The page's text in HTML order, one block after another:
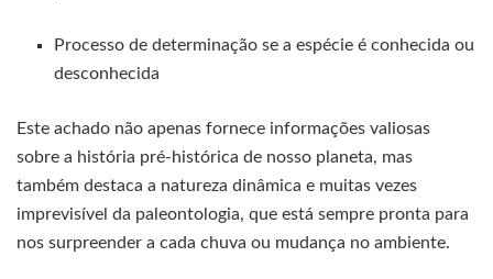
Processo de determinação se a espécie é conhecida ou
desconhecida
Este achado não apenas fornece informações valiosas
sobre a história pré-histórica de nosso planeta, mas
também destaca a natureza dinâmica e muitas vezes
imprevisível da paleontologia, que está sempre pronta para
nos surpreender a cada chuva ou mudança no ambiente.